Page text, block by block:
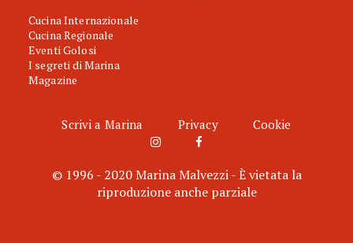
Cucina Internazionale
Cucina Regionale
Eventi Golosi
I segreti di Marina
Magazine
Scrivi a Marina Privacy Cookie
© 1996 - 2020 Marina Malvezzi - È vietata la
riproduzione anche parziale